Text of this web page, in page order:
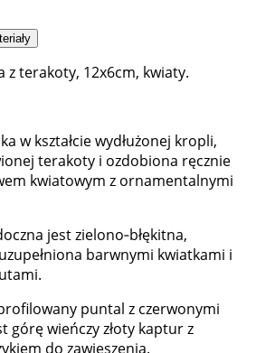
z terakoty, 12x6cm, kwiaty.
w kształcie wydłużonej kropli,
terakoty i ozdobiona ręcznie
kwiatowym z ornamentalnymi
jest zielono‑błękitna,
barwnymi kwiatkami i
puntal z czerwonymi
górę wieńczy złoty kaptur z
do zawieszenia.